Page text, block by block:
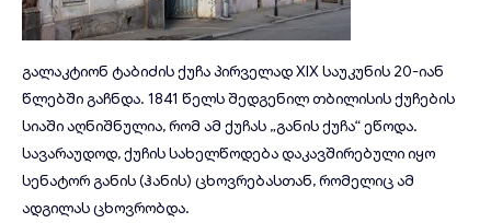
გალაკტიონ ტაბიძის ქუჩა პირველად XIX საუკუნის 20-იან
წლებში გაჩნდა. 1841 წელს შედგენილ თბილისის ქუჩების
სიაში აღნიშნულია, რომ ამ ქუჩას „განის ქუჩა“ ეწოდა.
სავარაუდოდ, ქუჩის სახელწოდება დაკავშირებული იყო
სენატორ განის (ჰანის) ცხოვრებასთან, რომელიც ამ
ადგილას ცხოვრობდა.